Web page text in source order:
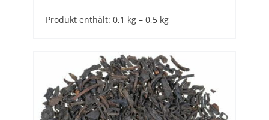
Produkt enthält: 0,1 kg – 0,5 kg